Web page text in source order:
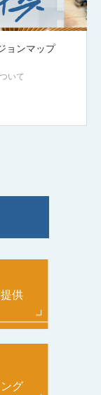
ョンマップ
いて
供
グ